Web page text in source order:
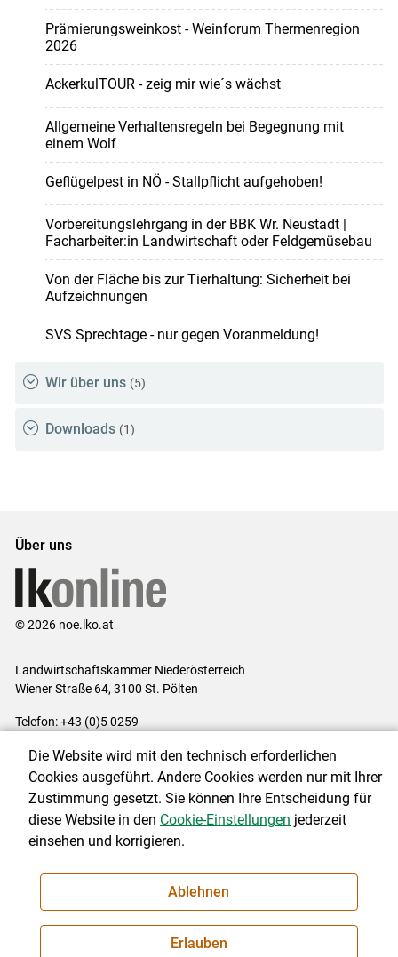
Prämierungsweinkost - Weinforum Thermenregion
2026
AckerkulTOUR - zeig mir wie´s wächst
Allgemeine Verhaltensregeln bei Begegnung mit
einem Wolf
Geflügelpest in NÖ - Stallpflicht aufgehoben!
Vorbereitungslehrgang in der BBK Wr. Neustadt |
Facharbeiter:in Landwirtschaft oder Feldgemüsebau
Von der Fläche bis zur Tierhaltung: Sicherheit bei
Aufzeichnungen
SVS Sprechtage - nur gegen Voranmeldung!
Wir über uns (5)
Downloads (1)
Über uns
© 2026 noe.lko.at
Landwirtschaftskammer Niederösterreich
Wiener Straße 64, 3100 St. Pölten
Telefon: +43 (0)5 0259
Impressum|Kontakt|Datenschutzerklärung|Barrierefreiheit|
Cookie-Einstellungen
NEWSLETTER
Die Website wird mit den technisch erforderlichen
Cookies ausgeführt. Andere Cookies werden nur mit Ihrer
Zustimmung gesetzt. Sie können Ihre Entscheidung für
diese Website in den Cookie-Einstellungen jederzeit
einsehen und korrigieren.
Ablehnen
Erlauben